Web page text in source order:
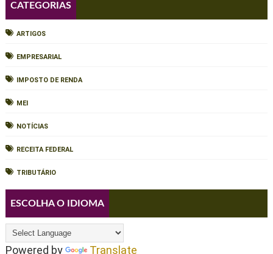
CATEGORIAS
ARTIGOS
EMPRESARIAL
IMPOSTO DE RENDA
MEI
NOTÍCIAS
RECEITA FEDERAL
TRIBUTÁRIO
ESCOLHA O IDIOMA
Powered by Translate